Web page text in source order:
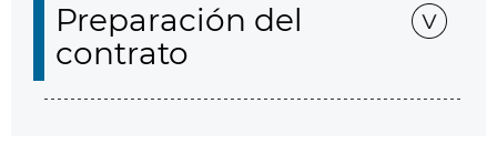
Preparación del
contrato